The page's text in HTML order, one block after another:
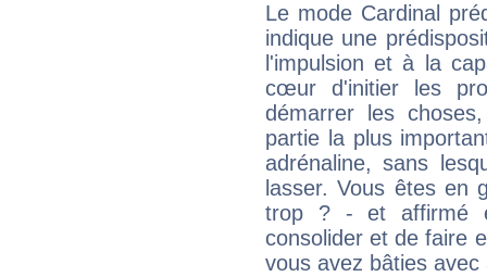
Le mode Cardinal
indique une
l'impulsion et à la
cœur d'initier les
démarrer les
partie la plus
adrénaline, sans
lasser. Vous êtes en
trop ? - et affirmé
consolider et de faire
vous avez bâties avec